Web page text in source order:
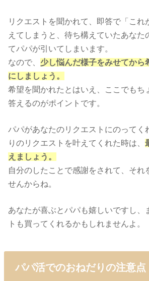
リクエストを聞かれて、即答で「これ
えてしまうと、待ち構えていたあなた
てパパが引いてしまいます。
なので、 少し悩んだ様子をみせてから
にしましょう。
希望を聞かれたとはいえ、ここでもち
答えるのがポイントです。
パパがあなたのリクエストにのってく
りのリクエストを叶えてくれた時は、
えましょう。
自分のしたことで感謝をされて、それ
せんからね。
あなたが喜ぶとパパも嬉しいですし、
トも買ってくれるかもしれませんよ。
パパ活でのおねだりの注意点